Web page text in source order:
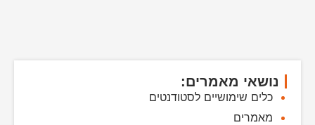
נושאי מאמרים:
כלים שימושיים לסטודנטים
מאמרים